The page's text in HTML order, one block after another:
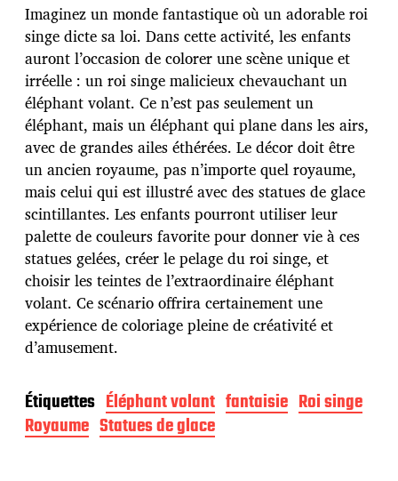
e
p
u
b
l
i
c
a
t
i
o
n
Imaginez un monde fantastique où un adorable roi
singe dicte sa loi. Dans cette activité, les enfants
auront l’occasion de colorer une scène unique et
irréelle : un roi singe malicieux chevauchant un
éléphant volant. Ce n’est pas seulement un
éléphant, mais un éléphant qui plane dans les airs,
avec de grandes ailes éthérées. Le décor doit être
un ancien royaume, pas n’importe quel royaume,
mais celui qui est illustré avec des statues de glace
scintillantes. Les enfants pourront utiliser leur
palette de couleurs favorite pour donner vie à ces
statues gelées, créer le pelage du roi singe, et
choisir les teintes de l’extraordinaire éléphant
volant. Ce scénario offrira certainement une
expérience de coloriage pleine de créativité et
d’amusement.
Étiquettes Éléphant volant fantaisie Roi singe
Royaume Statues de glace